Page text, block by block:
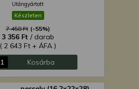
Utángyártott
Készleten
7 458 Ft (-55%)
3 356 Ft / darab
( 2 643 Ft + ÁFA )
Kosárba